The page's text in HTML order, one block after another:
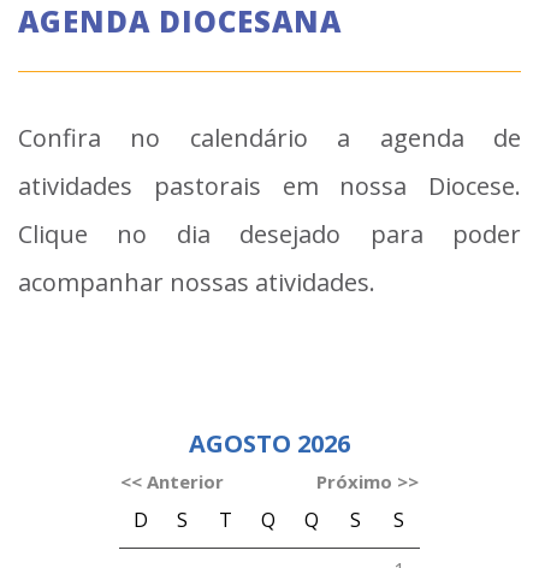
AGENDA DIOCESANA
Confira no calendário a agenda de
atividades pastorais em nossa Diocese.
Clique no dia desejado para poder
acompanhar nossas atividades.